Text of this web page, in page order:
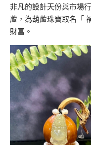
非凡的設計天份與市場
蘆，為葫蘆珠寶取名「
財富。